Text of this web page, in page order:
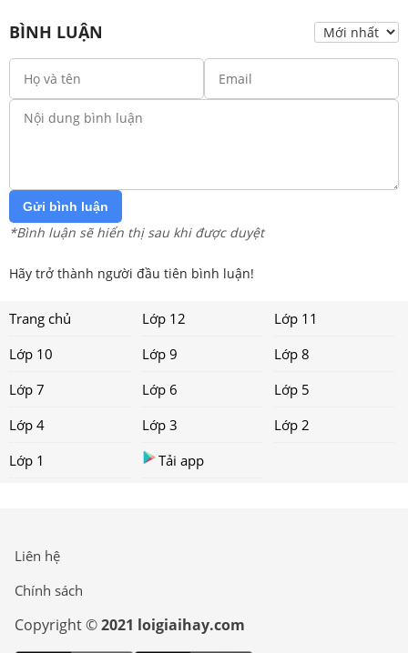
BÌNH LUẬN
Gửi bình luận
*Bình luận sẽ hiển thị sau khi được duyệt
Hãy trở thành người đầu tiên bình luận!
Trang chủ Lớp 12
Lớp 11
Lớp 10
Lớp 9
Lớp 8
Lớp 7
Lớp 6
Lớp 5
Lớp 4
Lớp 3
Lớp 2
Lớp 1
Tải app
Liên hệ
Chính sách
Copyright ©2021 loigiaihay.com